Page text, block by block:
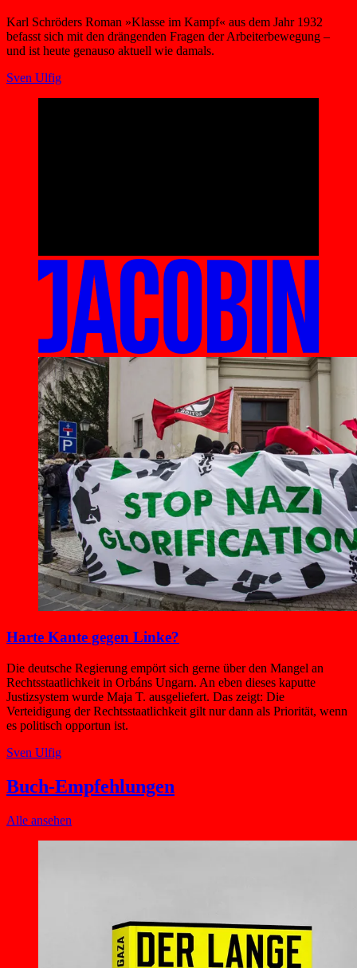
Karl Schröders Roman »Klasse im Kampf« aus dem Jahr 1932
befasst sich mit den drängenden Fragen der Arbeiterbewegung –
und ist heute genauso aktuell wie damals.
Sven Ulfig
Harte Kante gegen Linke?
Die deutsche Regierung empört sich gerne über den Mangel an
Rechtsstaatlichkeit in Orbáns Ungarn. An eben dieses kaputte
Justizsystem wurde Maja T. ausgeliefert. Das zeigt: Die
Verteidigung der Rechtsstaatlichkeit gilt nur dann als Priorität, wenn
es politisch opportun ist.
Sven Ulfig
Buch-Empfehlungen
Alle ansehen